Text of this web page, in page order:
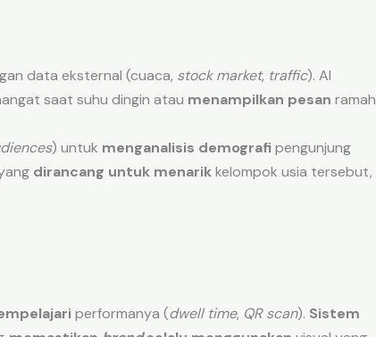
data eksternal (cuaca, stock market, traffic). AI
saat suhu dingin atau menampilkan pesan ramah
) untuk menganalisis demografi pengunjung
dirancang untuk menarikkelompok usia tersebut,
performanya (dwell time, QR scan). Sistem